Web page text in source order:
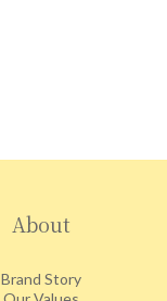
About
Brand Story